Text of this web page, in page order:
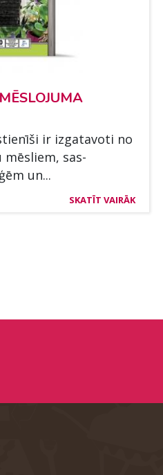
ir iz­ga­ta­vo­ti no
mēs­liem, sas­
un...
SKATĪT VAIRĀK